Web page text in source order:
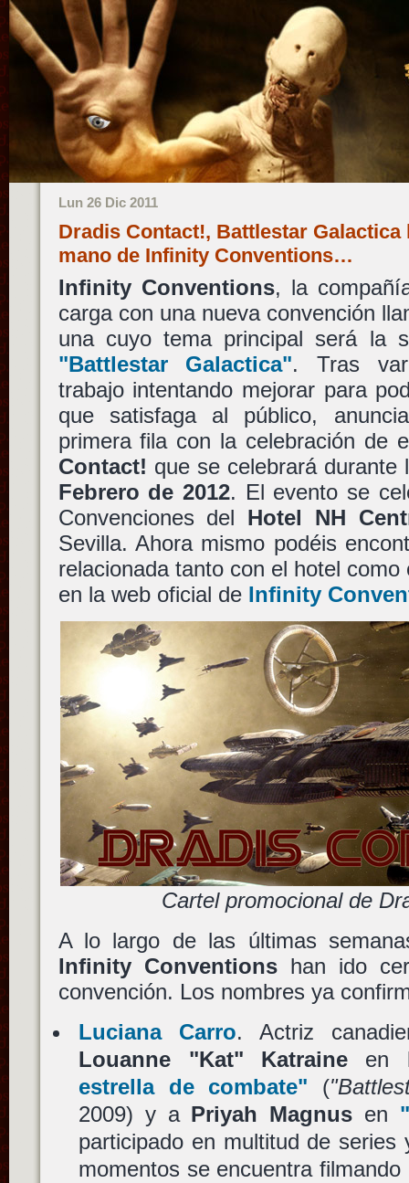
Lun 26 Dic 2011
Dradis Contact!, Battlestar Galactica
mano de Infinity Conventions…
Infinity Conventions, la
carga con una nueva convención
una cuyo tema principal será la
"Battlestar Galactica". Tras
trabajo intentando mejorar para
que satisfaga al público,
primera fila con la celebración de
Contact! que se celebrará
Febrero de 2012. El evento se
Convenciones del Hotel
NH
Sevilla. Ahora mismo podéis
relacionada tanto con el hotel
en la web oficial de Infinity
Cartel promocional de
A lo largo de las últimas
Infinity Conventionshan ido
convención. Los nombres ya
Luciana Carro. Actriz
Louanne "Kat" Katraineen
estrella de combate" (
2009) y a Priyah Magnus en
participado en multitud de
momentos se encuentra